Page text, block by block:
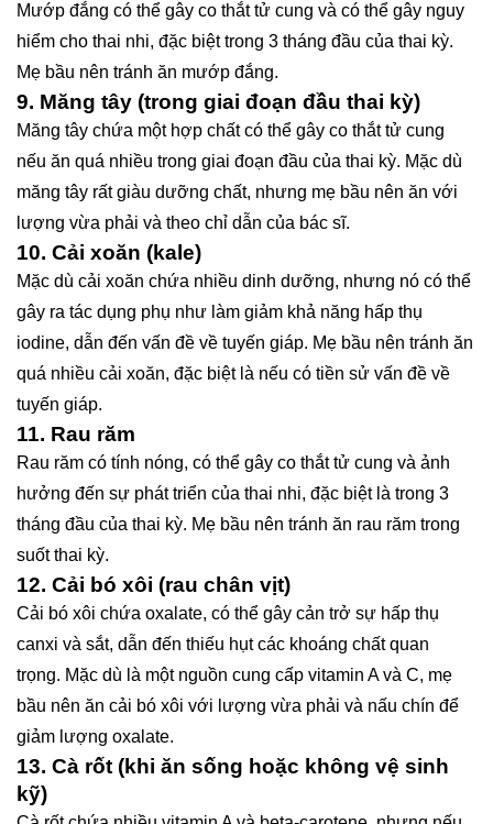
Mướp đắng có thể gây co thắt tử cung và có thể gây nguy
hiểm cho thai nhi, đặc biệt trong 3 tháng đầu của thai kỳ.
Mẹ bầu nên tránh ăn mướp đắng.
9. Măng tây (trong giai đoạn đầu thai kỳ)
Măng tây chứa một hợp chất có thể gây co thắt tử cung
nếu ăn quá nhiều trong giai đoạn đầu của thai kỳ. Mặc dù
măng tây rất giàu dưỡng chất, nhưng mẹ bầu nên ăn với
lượng vừa phải và theo chỉ dẫn của bác sĩ.
10. Cải xoăn (kale)
Mặc dù cải xoăn chứa nhiều dinh dưỡng, nhưng nó có thể
gây ra tác dụng phụ như làm giảm khả năng hấp thụ
iodine, dẫn đến vấn đề về tuyến giáp. Mẹ bầu nên tránh ăn
quá nhiều cải xoăn, đặc biệt là nếu có tiền sử vấn đề về
tuyến giáp.
11. Rau răm
Rau răm có tính nóng, có thể gây co thắt tử cung và ảnh
hưởng đến sự phát triển của thai nhi, đặc biệt là trong 3
tháng đầu của thai kỳ. Mẹ bầu nên tránh ăn rau răm trong
suốt thai kỳ.
12. Cải bó xôi (rau chân vịt)
Cải bó xôi chứa oxalate, có thể gây cản trở sự hấp thụ
canxi và sắt, dẫn đến thiếu hụt các khoáng chất quan
trọng. Mặc dù là một nguồn cung cấp vitamin A và C, mẹ
bầu nên ăn cải bó xôi với lượng vừa phải và nấu chín để
giảm lượng oxalate.
13. Cà rốt (khi ăn sống hoặc không vệ sinh
kỹ)